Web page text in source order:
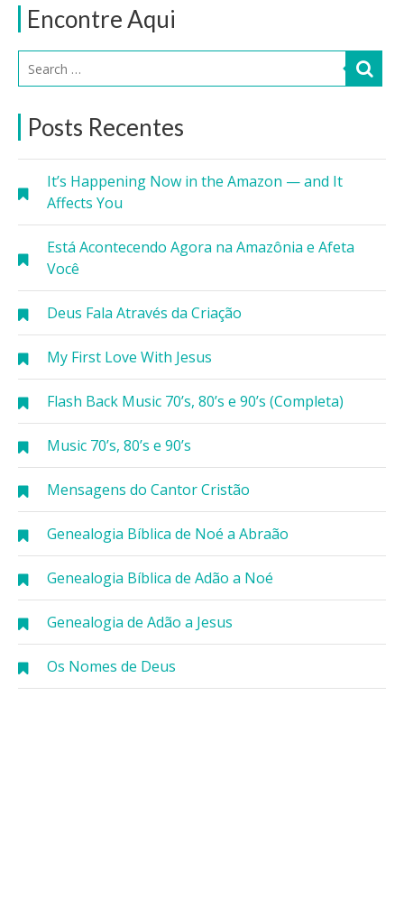
Encontre Aqui
Posts Recentes
It’s Happening Now in the Amazon — and It
Affects You
Está Acontecendo Agora na Amazônia e Afeta
Você
Deus Fala Através da Criação
My First Love With Jesus
Flash Back Music 70’s, 80’s e 90’s (Completa)
Music 70’s, 80’s e 90’s
Mensagens do Cantor Cristão
Genealogia Bíblica de Noé a Abraão
Genealogia Bíblica de Adão a Noé
Genealogia de Adão a Jesus
Os Nomes de Deus